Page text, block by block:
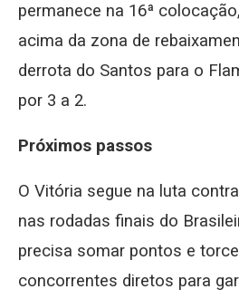
permanece na 16ª
acima da zona de
derrota do Santos para o
por 3 a 2.
Próximos passos
O Vitória segue na luta
nas rodadas finais do
precisa somar pontos e
concorrentes diretos para